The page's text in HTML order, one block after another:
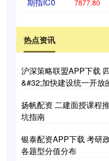
7877.80
热点资讯
沪深策略联盟APP下载
&#32;加快建设统一开放
扬帆配资 二建面授课程
坑指南
银泰配资APP下载 考研
各题型分值分布